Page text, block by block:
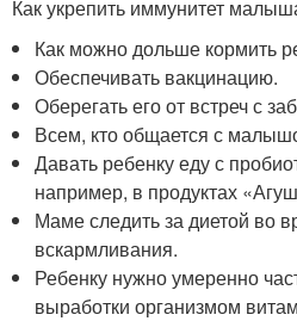
Как укрепить иммунитет
Как можно дольше кормить
Обеспечивать вакцинацию.
Оберегать его от встреч с
Всем, кто общается с
Давать ребенку еду с
например, в продуктах
Маме следить за диетой во
вскармливания.
Ребенку нужно умеренно
выработки организмом